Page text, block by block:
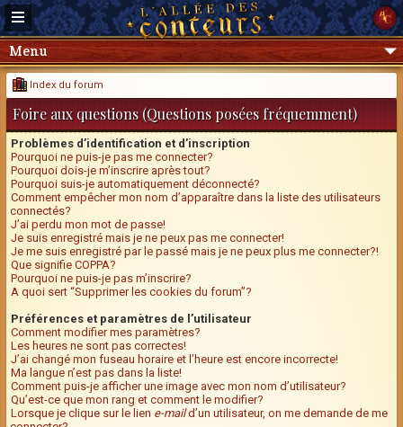
Menu
Index du forum
Foire aux questions (Questions posées fréquemment)
Problèmes d’identification et d’inscription
Pourquoi ne puis-je pas me connecter?
Pourquoi dois-je m’inscrire après tout?
Pourquoi suis-je automatiquement déconnecté?
Comment empêcher mon nom d’apparaître dans la liste des utilisateurs
connectés?
J’ai perdu mon mot de passe!
Je suis enregistré mais je ne peux pas me connecter!
Je me suis enregistré par le passé mais je ne peux plus me connecter?!
Que signifie COPPA?
Pourquoi ne puis-je pas m’inscrire?
A quoi sert “Supprimer les cookies du forum”?
Préférences et paramètres de l’utilisateur
Comment modifier mes paramètres?
Les heures ne sont pas correctes!
J’ai changé mon fuseau horaire et l’heure est encore incorrecte!
Ma langue n’est pas dans la liste!
Comment puis-je afficher une image avec mon nom d’utilisateur?
Qu’est-ce que mon rang et comment le modifier?
Lorsque je clique sur le lien e-maild’un utilisateur, on me demande de me